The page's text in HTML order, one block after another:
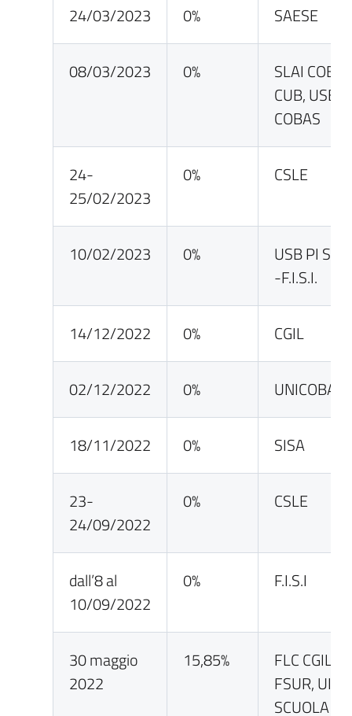
24/03/2023 0% SAESE
08/03/2023 0%
SLAI
CUB, USB
COBAS
24-
25/02/2023
0% CSLE
10/02/2023 0%
USB PI
-F.I.S.I.
14/12/2022 0% CGIL
02/12/2022 0% UNICOBAS
18/11/2022 0% SISA
23-
24/09/2022
0% CSLE
dall’8 al
10/09/2022
0% F.I.S.I
30 maggio
2022
15,85%
FLC CGIL,
FSUR, UIL
SCUOLA